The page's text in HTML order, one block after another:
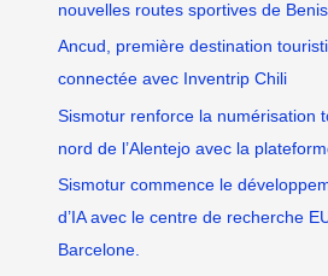
nouvelles routes sportives de
Ancud, première destination
connectée avec Inventrip Chili
Sismotur renforce la numérisation
nord de l’Alentejo avec la
Sismotur commence le
d’IA avec le centre de recherche
Barcelone.